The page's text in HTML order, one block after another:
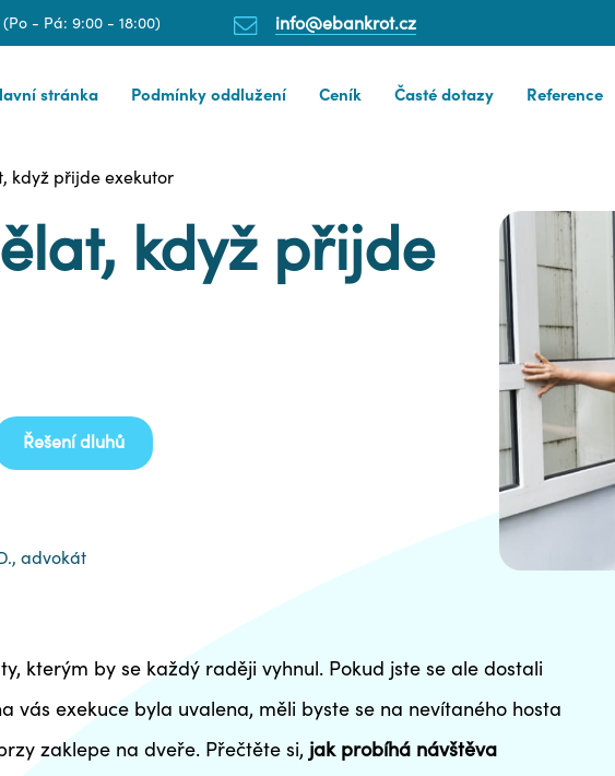
(Po - Pá: 9:00 - 18:00) info@ebankrot.cz
stránka Podmínky oddlužení Ceník Časté dotazy Reference
když přijde exekutor
když přijde
Řešení dluhů
advokát
kterým by se každý raději vyhnul. Pokud jste se ale dostali
vás exekuce byla uvalena, měli byste se na nevítaného hosta
zaklepe na dveře. Přečtěte si, jak probíhá návštěva